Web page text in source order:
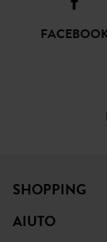
SHOPPING
AIUTO